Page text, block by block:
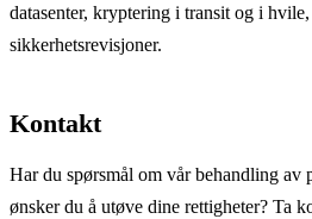
datasenter, kryptering i transit og i hvile,
sikkerhetsrevisjoner.
Kontakt
Har du spørsmål om vår behandling av
ønsker du å utøve dine rettigheter? Ta